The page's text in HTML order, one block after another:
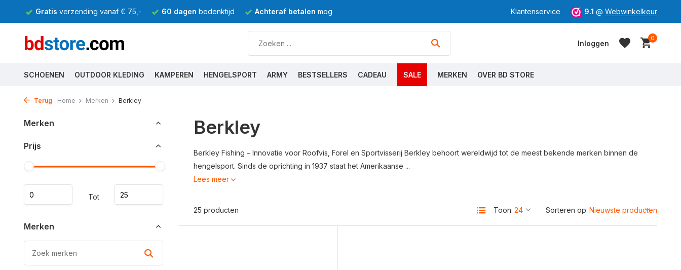
Gratis verzending vanaf € 75,- 60 dagen bedenktijd Achteraf betalen mogelijk Klantenservice 9.1 @ Webwinkelkeur
Inloggen
0
SCHOENEN OUTDOOR KLEDING KAMPEREN HENGELSPORT ARMY BESTSELLERS CADEAU SALE MERKEN OVER BD STORE
Terug Home Merken Berkley
Merken
Prijs
Tot
Merken
Berkley
Berkley Fishing – Innovatie voor Roofvis, Forel en Sportvisserij Berkley behoort wereldwijd tot de meest bekende merken binnen de
hengelsport. Sinds de oprichting in 1937 staat het Amerikaanse ...
Lees meer
25 producten Toon: Sorteren op: